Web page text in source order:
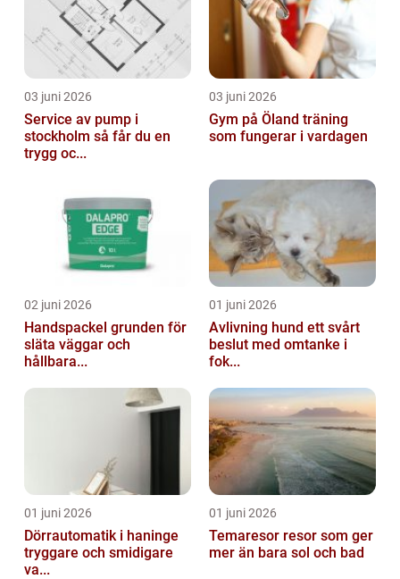
03 juni 2026
Service av pump i
stockholm så får du en
trygg oc...
03 juni 2026
Gym på Öland träning
som fungerar i vardagen
02 juni 2026
Handspackel grunden för
släta väggar och
hållbara...
01 juni 2026
Avlivning hund ett svårt
beslut med omtanke i
fok...
01 juni 2026
Dörrautomatik i haninge
tryggare och smidigare
va...
01 juni 2026
Temaresor resor som ger
mer än bara sol och bad